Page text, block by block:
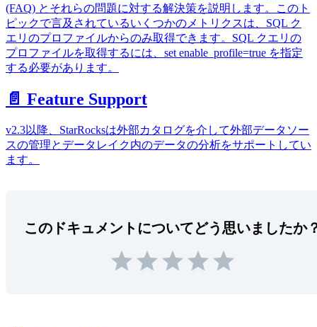
(FAQ) とそれらの問題に対する解決策を説明します。このト
ピックで言及されているいくつかのメトリクスは、SQL ク
エリのプロファイルからのみ取得できます。SQL クエリの
プロファイルを取得するには、set enable_profile=true を指定
する必要があります。
📄️ Feature Support
v2.3以降、StarRocksは外部カタログを介して外部データソー
スの管理とデータレイク内のデータの分析をサポートしてい
ます。
このドキュメントについてどう思いましたか